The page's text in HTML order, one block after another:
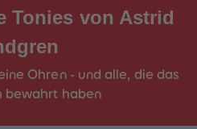
Tonies von Astrid
Ohren - und alle, die das
bewahrt haben